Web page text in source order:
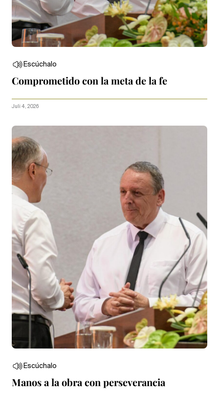
Escúchalo
Comprometido con la meta de la fe
Juli 4, 2026
Escúchalo
Manos a la obra con perseverancia